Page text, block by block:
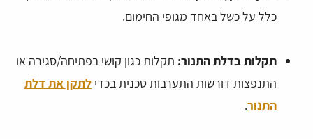
כלל על כשל באחד מגופי החימום.
תקלות בדלת התנור: תקלות כגון קושי בפתיחה/סגירה או
התנפצות דורשות התערבות טכנית בכדי לתקן את דלת
התנור.